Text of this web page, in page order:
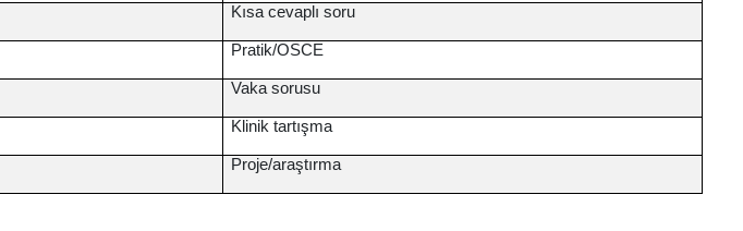
Kısa cevaplı soru
Pratik/OSCE
Vaka sorusu
Klinik tartışma
Proje/araştırma